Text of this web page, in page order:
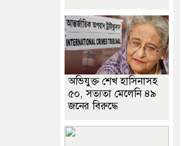
অভিযুক্ত শেখ হাসিনাসহ
৫০, সত্যতা মেলেনি ৪৯
জনের বিরুদ্ধে